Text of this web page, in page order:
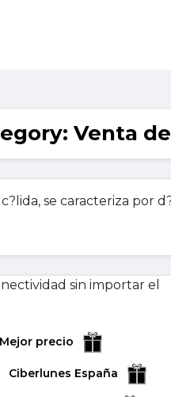
Venta
se caracteriza por
Mejor precio
Ciberlunes España